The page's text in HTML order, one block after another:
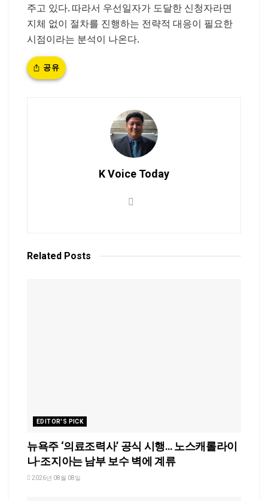
주고 있다. 따라서 우선일자가 도달한 신청자라면
지체 없이 절차를 진행하는 전략적 대응이 필요한
시점이라는 분석이 나온다.
공유
K Voice Today
Related Posts
EDITOR'S PICK
뉴욕주 ‘의료조력사’ 공식 시행… 노스캐롤라이
나·조지아는 남부 보수 벽에 계류
2026년 08월 08일